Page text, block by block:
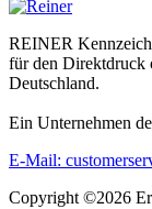
REINER
für den Direktdruck
Deutschland.
Ein Unternehmen
E-Mail:
Copyright ©2026